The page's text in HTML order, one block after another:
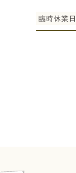
臨時休業日